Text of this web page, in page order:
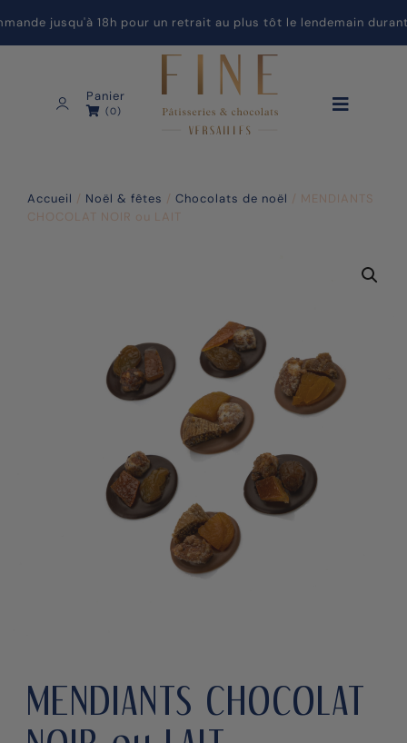
jusqu'à 18h pour un retrait au plus tôt le lendemain
Panier
(0)
Accueil / Noël & fêtes / Chocolats de noël / MENDIANTS
CHOCOLAT NOIR ou LAIT
MENDIANTS CHOCOLAT